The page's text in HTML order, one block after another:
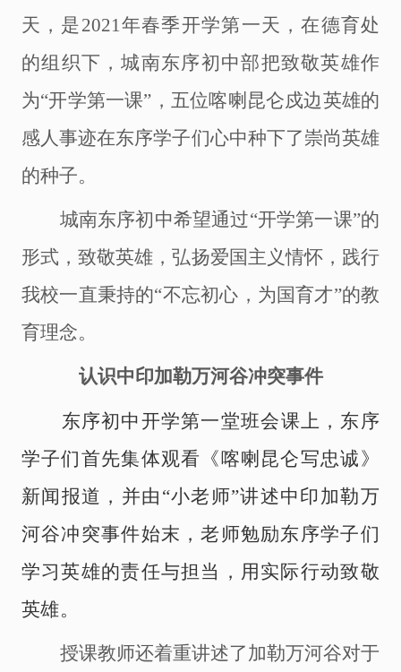
天，是2021年春季开学第一天，在德育处
的组织下，城南东序初中部把致敬英雄作
为“开学第一课”，五位喀喇昆仑戍边英雄的
感人事迹在东序学子们心中种下了崇尚英雄
的种子。
城南东序初中希望通过“开学第一课”的
形式，致敬英雄，弘扬爱国主义情怀，践行
我校一直秉持的“不忘初心，为国育才”的教
育理念。
认识中印加勒万河谷冲突事件
东序初中开学第一堂班会课上，东序
学子们首先集体观看《喀喇昆仑写忠诚》
新闻报道，并由 “小老师”讲述中印加勒万
河谷冲突事件始末，老师勉励东序学子们
学习英雄的责任与担当，用实际行动致敬
英雄。
授课教师还着重讲述了加勒万河谷对于